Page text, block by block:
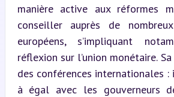
manière active aux réformes
conseiller auprès de
européens, s’impliquant
réflexion sur l’union monétaire.
des conférences internationales :
à égal avec les gouverneurs